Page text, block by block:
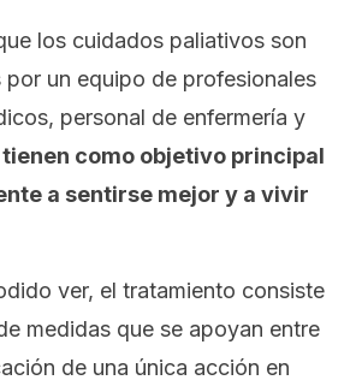
los cuidados paliativos son
un equipo de profesionales
personal de enfermería y
tienen como objetivo principal
a sentirse mejor y a vivir
ver, el tratamiento consiste
medidas que se apoyan entre
de una única acción en